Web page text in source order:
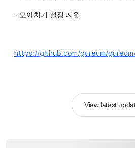
- 모아치기 설정 지원
https://github.com/gureum/
View latest